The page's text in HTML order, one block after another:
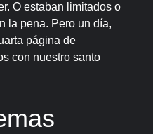
O estaban limitados o
la pena. Pero un día,
página de
con nuestro santo